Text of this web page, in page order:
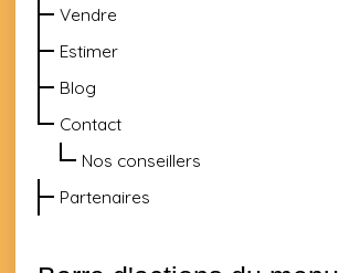
Vendre
Estimer
Blog
Contact
Nos conseillers
Partenaires